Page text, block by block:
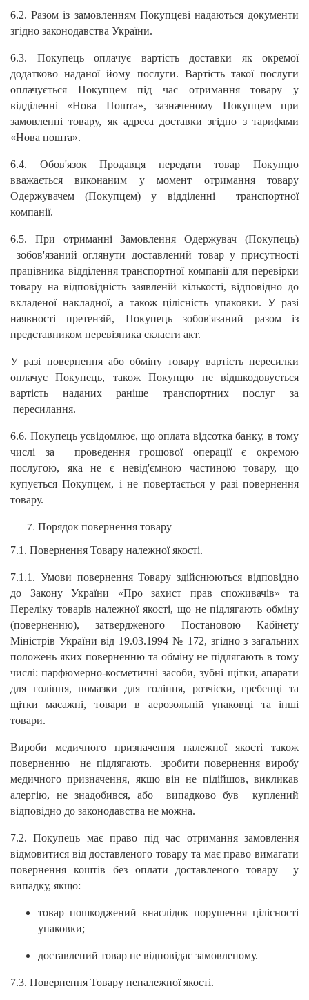
6.2. Разом із замовленням Покупцеві надаються документи
згідно законодавства України.
6.3. Покупець оплачує вартість доставки як окремої
додатково наданої йому послуги. Вартість такої послуги
оплачується Покупцем під час отримання товару у
відділенні «Нова Пошта», зазначеному Покупцем при
замовленні товару, як адреса доставки згідно з тарифами
«Нова пошта».
6.4. Обов'язок Продавця передати товар Покупцю
вважається виконаним у момент отримання товару
Одержувачем (Покупцем) у відділенні транспортної
компанії.
6.5. При отриманні Замовлення Одержувач (Покупець)
зобов'язаний оглянути доставлений товар у присутності
працівника відділення транспортної компанії для перевірки
товару на відповідність заявленій кількості, відповідно до
вкладеної накладної, а також цілісність упаковки. У разі
наявності претензій, Покупець зобов'язаний разом із
представником перевізника скласти акт.
У разі повернення або обміну товару вартість пересилки
оплачує Покупець, також Покупцю не відшкодовується
вартість наданих раніше транспортних послуг за
пересилання.
6.6. Покупець усвідомлює, що оплата відсотка банку, в тому
числі за проведення грошової операції є окремою
послугою, яка не є невід'ємною частиною товару, що
купується Покупцем, і не повертається у разі повернення
товару.
Порядок повернення товару
7.1. Повернення Товару належної якості.
7.1.1. Умови повернення Товару здійснюються відповідно
до Закону України «Про захист прав споживачів» та
Переліку товарів належної якості, що не підлягають обміну
(поверненню), затвердженого Постановою Кабінету
Міністрів України від 19.03.1994 № 172, згідно з загальних
положень яких поверненню та обміну не підлягають в тому
числі: парфюмерно-косметичні засоби, зубні щітки, апарати
для гоління, помазки для гоління, розчіски, гребенці та
щітки масажні, товари в аерозольній упаковці та інші
товари.
Вироби медичного призначення належної якості також
поверненню не підлягають. Зробити повернення виробу
медичного призначення, якщо він не підійшов, викликав
алергію, не знадобився, або випадково був куплений
відповідно до законодавства не можна.
7.2. Покупець має право під час отримання замовлення
відмовитися від доставленого товару та має право вимагати
повернення коштів без оплати доставленого товару у
випадку, якщо:
товар пошкоджений внаслідок порушення цілісності
упаковки;
доставлений товар не відповідає замовленому.
7.3. Повернення Товару неналежної якості.